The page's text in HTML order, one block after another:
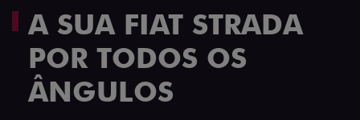
A SUA FIAT STRADA
POR TODOS OS
ÂNGULOS